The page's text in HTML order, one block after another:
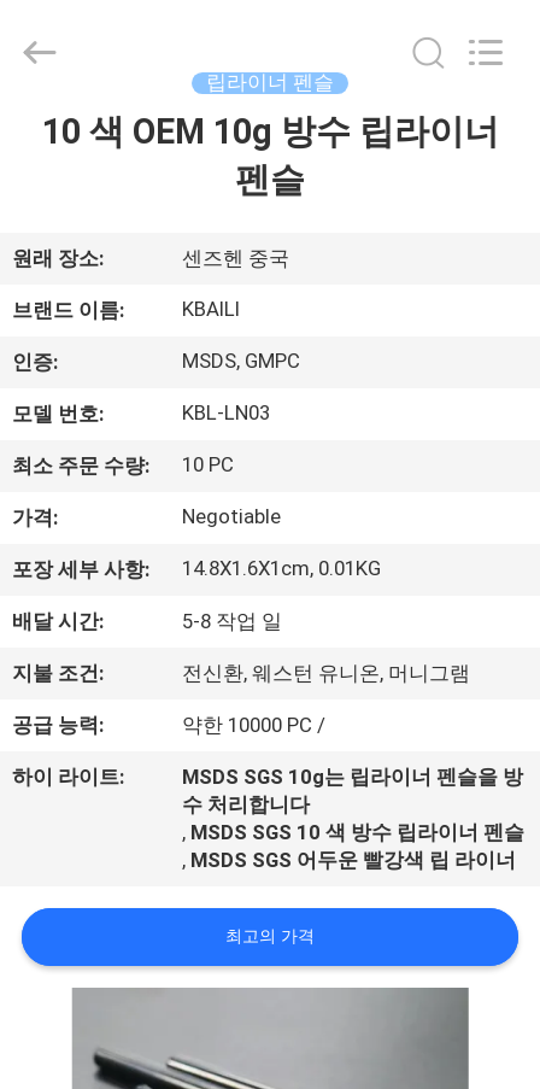
품
우
리
하
여
공
장
여
품
질
2022
lipsglosses.com.
Rights
Reserved.
립라이너 펜슬
10 색 OEM 10g 방수 립라이너
펜슬
원래 장소: 센즈헨 중국
브랜드 이름: KBAILI
인증: MSDS, GMPC
모델 번호: KBL-LN03
최소 주문 수량: 10 PC
가격: Negotiable
포장 세부 사항: 14.8X1.6X1cm, 0.01KG
배달 시간: 5-8 작업 일
지불 조건: 전신환, 웨스턴 유니온, 머니그램
공급 능력: 약한 10000 PC /
하이 라이트:
MSDS SGS 10g는 립라이너 펜슬을 방
수 처리합니다
, MSDS SGS 10 색 방수 립라이너 펜슬
, MSDS SGS 어두운 빨강색 립 라이너
최고의 가격